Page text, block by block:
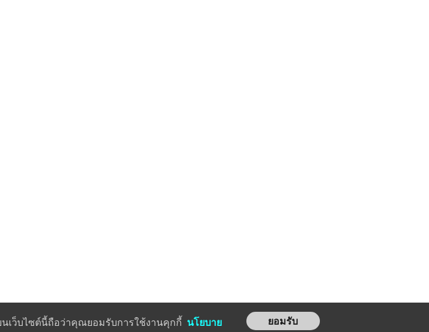
เว็บไซต์นี้ถือว่าคุณยอมรับการใช้งานคุกกี้ นโยบาย